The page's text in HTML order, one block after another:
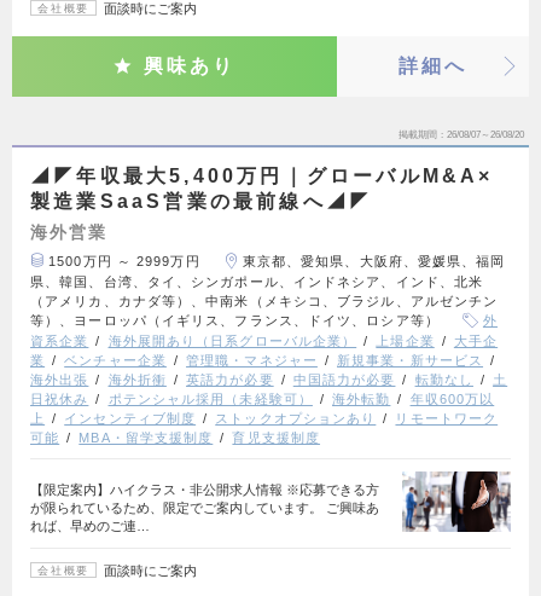
会社概要 面談時にご案内
興味あり 詳細へ
掲載期間 26/08/07～26/08/20
◢◤年収最大5,400万円｜グローバルM&A×
製造業SaaS営業の最前線へ◢◤
海外営業
1500万円 ～ 2999万円
東京都、愛知県、大阪府、愛媛県、福岡
県、韓国、台湾、タイ、シンガポール、インドネシア、インド、北米
（アメリカ、カナダ等）、中南米（メキシコ、ブラジル、アルゼンチン
等）、ヨーロッパ（イギリス、フランス、ドイツ、ロシア等）
外
資系企業
海外展開あり（日系グローバル企業） 上場企業
大手企
業
ベンチャー企業 管理職・マネジャー
新規事業・新サービス
海外出張
海外折衝 英語力が必要 中国語力が必要 転勤なし
土
日祝休み
ポテンシャル採用（未経験可） 海外転勤
年収600万以
上
インセンティブ制度 ストックオプションあり
リモートワーク
可能
MBA・留学支援制度 育児支援制度
【限定案内】ハイクラス・非公開求人情報 ※応募できる方
が限られているため、限定でご案内しています。 ご興味あ
れば、早めのご連…
会社概要 面談時にご案内